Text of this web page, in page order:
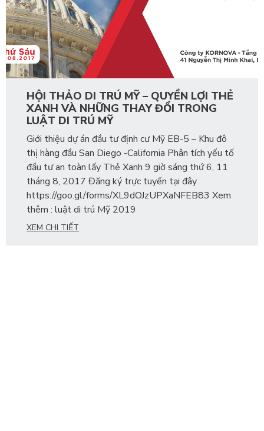
HỘI THẢO DI TRÚ MỸ – QUYỀN LỢI THẺ
XANH VÀ NHỮNG THAY ĐỔI TRONG
LUẬT DI TRÚ MỸ
Giới thiệu dự án đầu tư định cư Mỹ EB-5 – Khu đô
thị hàng đầu San Diego -California Phân tích yếu tố
đầu tư an toàn lấy Thẻ Xanh 9 giờ sáng thứ 6, 11
tháng 8, 2017 Đăng ký trực tuyến tại đây
https://goo.gl/forms/XL9dOJzUPXaNFEB83 Xem
thêm : luật di trú Mỹ 2019
XEM CHI TIẾT